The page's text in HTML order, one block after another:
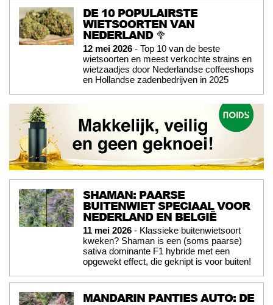
DE 10 POPULAIRSTE
WIETSOORTEN VAN
NEDERLAND 🥦
12 mei 2026 - Top 10 van de beste
wietsoorten en meest verkochte strains en
wietzaadjes door Nederlandse coffeeshops
en Hollandse zadenbedrijven in 2025
SHAMAN: PAARSE
BUITENWIET SPECIAAL VOOR
NEDERLAND EN BELGIË
11 mei 2026 - Klassieke buitenwietsoort
kweken? Shaman is een (soms paarse)
sativa dominante F1 hybride met een
opgewekt effect, die geknipt is voor buiten!
MANDARIN PANTIES AUTO: DE